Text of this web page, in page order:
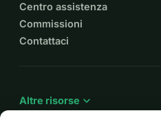
Centro assistenza
Commissioni
Contattaci
Altre risorse expand_more